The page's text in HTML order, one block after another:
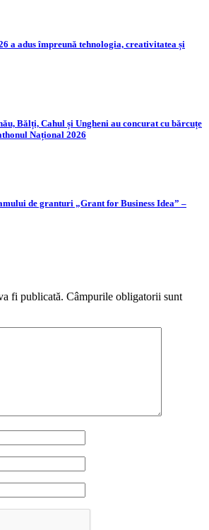
a adus împreună tehnologia, creativitatea și
Bălți, Cahul și Ungheni au concurat cu bărcuțe
Național 2026
de granturi „Grant for Business Idea” –
fi publicată. Câmpurile obligatorii sunt